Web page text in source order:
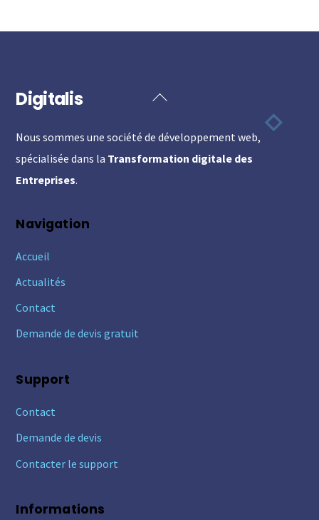
Back
Top
Digitalis
Nous sommes une société de développement web,
spécialisée dans la Transformation digitale des
Entreprises.
Navigation
Accueil
Actualités
Contact
Demande de devis gratuit
Support
Contact
Demande de devis
Contacter le support
Informations